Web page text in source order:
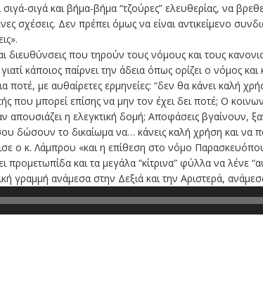
σιγά και βήμα-βήμα “τζούρες” ελευθερίας, να
σχέσεις. Δεν πρέπει όμως να είναι αντικείμενο
διευθύνσεις που τηρούν τους νόμους και τους
κάποιος παίρνει την άδεια όπως ορίζει ο νόμος
ποτέ, με αυθαίρετες ερμηνείες: “δεν θα κάνει καλή
που μπορεί επίσης να μην τον έχει δει ποτέ; Ο
απουσιάζει η ελεγκτική δομή; Αποφάσεις βγαίνουν,
δώσουν το δικαίωμα να… κάνεις καλή χρήση και να
ο κ. Λάμπρου «και η επίθεση στο νόμο
και τα μεγάλα “κίτρινα” φύλλα να λένε
γραμμή ανάμεσα στην Δεξιά και την Αριστερά,